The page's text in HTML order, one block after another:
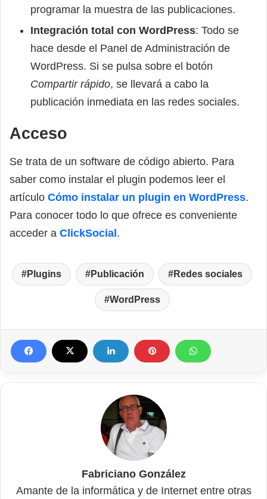
programar la muestra de las publicaciones.
Integración total con WordPress: Todo se
hace desde el Panel de Administración de
WordPress. Si se pulsa sobre el botón
Compartir rápido, se llevará a cabo la
publicación inmediata en las redes sociales.
Acceso
Se trata de un software de código abierto. Para
saber como instalar el plugin podemos leer el
artículo Cómo instalar un plugin en WordPress.
Para conocer todo lo que ofrece es conveniente
acceder a ClickSocial .
Plugins Publicación Redes sociales
WordPress
Fabriciano González
Amante de la informática y de Internet entre otras